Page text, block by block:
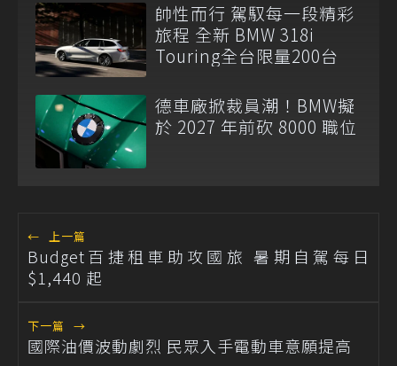
帥性而行 駕馭每一段精彩
旅程 全新 BMW 318i
Touring全台限量200台
德車廠掀裁員潮！BMW擬
於 2027 年前砍 8000 職位
← 上一篇
Budget百捷租車助攻國旅 暑期自駕每日
$1,440 起
下一篇 →
國際油價波動劇烈 民眾入手電動車意願提高